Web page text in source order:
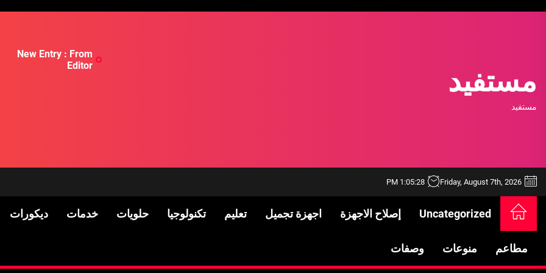
مستفيد
مستفيد
New Entry : From
Editor
Friday, August 7th, 2026
1:05:29 PM
Uncategorized إصلاح الاجهزة اجهزة تجميل تعليم تكنولوجيا حلويات خدمات ديكورات
مطاعم منوعات وصفات
خدمات شركة الجوهرة كلين المتميزة